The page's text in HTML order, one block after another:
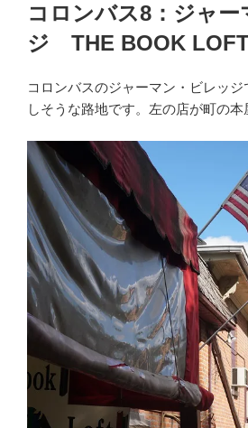
日:
コロンバス8：ジャー
ジ THE BOOK
コロンバスのジャーマン・ビレッ
しそうな路地です。左の店が町の本